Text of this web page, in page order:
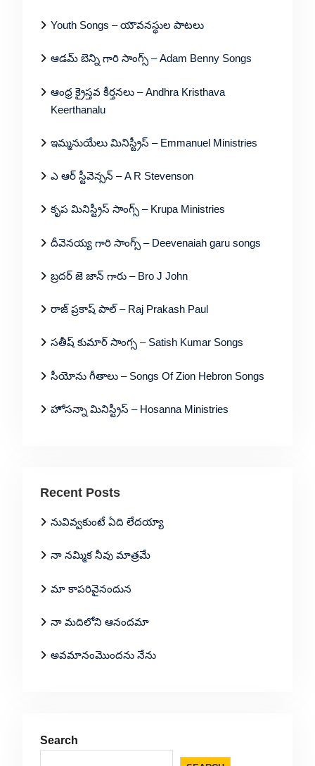
Youth Songs – యౌవనస్థుల పాటలు
ఆడమ్ బెన్ని గారి సాంగ్స్ – Adam Benny Songs
ఆంధ్ర క్రైస్తవ కీర్తనలు – Andhra Kristhava
Keerthanalu
ఇమ్మనుయేలు మినిస్ట్రీస్ – Emmanuel Ministries
ఎ ఆర్ స్టీవెన్సన్ – A R Stevenson
కృప మినిస్ట్రీస్ సాంగ్స్ – Krupa Ministries
దీవెనయ్య గారి సాంగ్స్ – Deevenaiah garu songs
బ్రదర్ జె జాన్ గారు – Bro J John
రాజ్ ప్రకాష్ పాల్ – Raj Prakash Paul
సతీష్ కుమార్ సాంగ్స – Satish Kumar Songs
సీయోను గీతాలు – Songs Of Zion Hebron Songs
హోసన్నా మినిస్ట్రీస్ – Hosanna Ministries
Recent Posts
నువివ్వకుంటే ఏది లేదయ్యా
నా నమ్మిక నీవు మాత్రమే
మా కాపరివైనందున
నా మదిలోని ఆనందమా
అవమానంమొందను నేను
Search